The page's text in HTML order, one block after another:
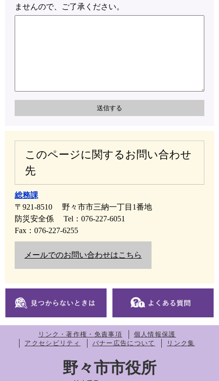
ませんので、ご了承ください。
このページに関するお問い合わせ
先
総務課
〒921-8510
野々市市三納一丁目1番地
防災安全係
Tel：076-227-6051
Fax：076-227-6255
メールでのお問い合わせはこちら
リンク・著作権・免責事項
個人情報保護
アクセシビリティ
バナー広告について リンク集
野々市市役所